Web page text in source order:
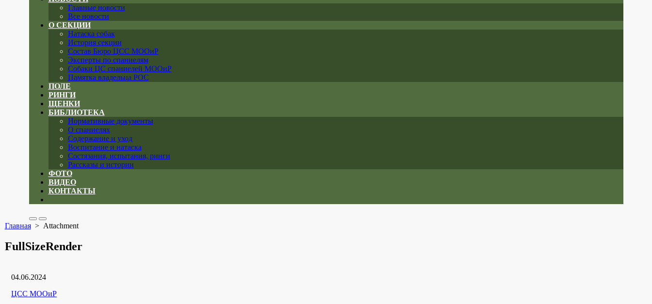
Главные новости
Все новости
О СЕКЦИИ
Натаска собак
История секции
Состав Бюро ЦСС МООиР
Эксперты по спаниелям
Собаки ЦС спаниелей МООиР
Памятка владельца РОС
ПОЛЕ
РИНГИ
ЩЕНКИ
БИБЛИОТЕКА
Нормативные документы
О спаниелях
Содержание и уход
Воспитание и натаска
Состязания, испытания, ринги
Рассказы и истории
ФОТО
ВИДЕО
КОНТАКТЫ
menu
Search
Toggle
Меню
Главная> Attachment
FullSizeRender
Дата
04.06.2024
Рубрики
Автор
ЦСС МООиР